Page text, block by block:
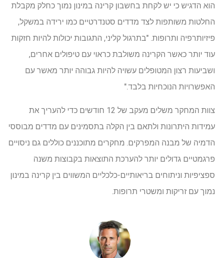
הוא הדגיש כי יש לקחת בחשבון קרינה במינון נמוך כחלק מקבלת
החלטות משותפות לצד מדדים סטנדרטיים כמו ירידה במשקל,
פיזיותרפיה ותרופות. "בתרגול קליני, התגובות יכולות להיות חזקות
עוד יותר כאשר הקרינה משולבת כראוי עם טיפולים אחרים,
ושביעות רצון המטופלים עשויה להיות גבוהה יותר מאשר עם
האפשרויות הנוכחיות בלבד."
צוות המחקר משלים מעקב של 12 חודשים כדי להעריך את
עמידות היתרונות ולתאם בין הקלה בתסמינים עם מדדים מבוססי
הדמיה של מבנה המפרקים. מחקרים מתוכננים כוללים גם ניסויים
פרגמטיים גדולים יותר להערכת התוצאות בקבוצות משנה
ספציפיות וניתוחים בריאותיים-כלכליים המשווים בין קרינה במינון
נמוך עם זריקות ומשטרי תרופות.